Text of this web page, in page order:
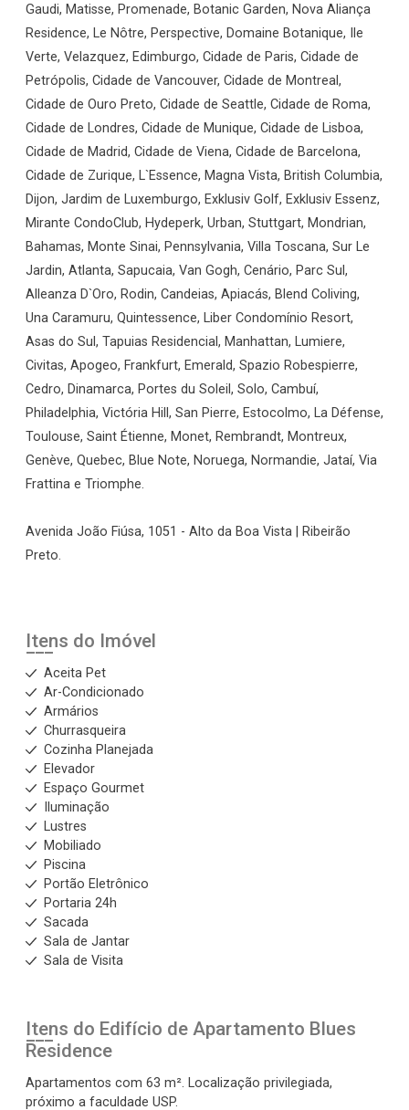
Gaudi, Matisse, Promenade, Botanic Garden, Nova Aliança
Residence, Le Nôtre, Perspective, Domaine Botanique, Ile
Verte, Velazquez, Edimburgo, Cidade de Paris, Cidade de
Petrópolis, Cidade de Vancouver, Cidade de Montreal,
Cidade de Ouro Preto, Cidade de Seattle, Cidade de Roma,
Cidade de Londres, Cidade de Munique, Cidade de Lisboa,
Cidade de Madrid, Cidade de Viena, Cidade de Barcelona,
Cidade de Zurique, L`Essence, Magna Vista, British Columbia,
Dijon, Jardim de Luxemburgo, Exklusiv Golf, Exklusiv Essenz,
Mirante CondoClub, Hydeperk, Urban, Stuttgart, Mondrian,
Bahamas, Monte Sinai, Pennsylvania, Villa Toscana, Sur Le
Jardin, Atlanta, Sapucaia, Van Gogh, Cenário, Parc Sul,
Alleanza D`Oro, Rodin, Candeias, Apiacás, Blend Coliving,
Una Caramuru, Quintessence, Liber Condomínio Resort,
Asas do Sul, Tapuias Residencial, Manhattan, Lumiere,
Civitas, Apogeo, Frankfurt, Emerald, Spazio Robespierre,
Cedro, Dinamarca, Portes du Soleil, Solo, Cambuí,
Philadelphia, Victória Hill, San Pierre, Estocolmo, La Défense,
Toulouse, Saint Étienne, Monet, Rembrandt, Montreux,
Genève, Quebec, Blue Note, Noruega, Normandie, Jataí, Via
Frattina e Triomphe.
Avenida João Fiúsa, 1051 - Alto da Boa Vista | Ribeirão
Preto.
Itens do Imóvel
Aceita Pet
Ar-Condicionado
Armários
Churrasqueira
Cozinha Planejada
Elevador
Espaço Gourmet
Iluminação
Lustres
Mobiliado
Piscina
Portão Eletrônico
Portaria 24h
Sacada
Sala de Jantar
Sala de Visita
Itens do Edifício de Apartamento Blues
Residence
Apartamentos com 63 m². Localização privilegiada,
próximo a faculdade USP.